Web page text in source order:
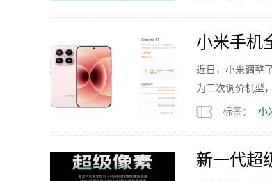
小米手机
近日，小米调整
为二次调价机型
标签： 小
新一代超